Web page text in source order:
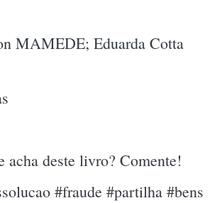
MAMEDE; Eduarda Cotta
acha deste livro? Comente!
#fraude #partilha #bens